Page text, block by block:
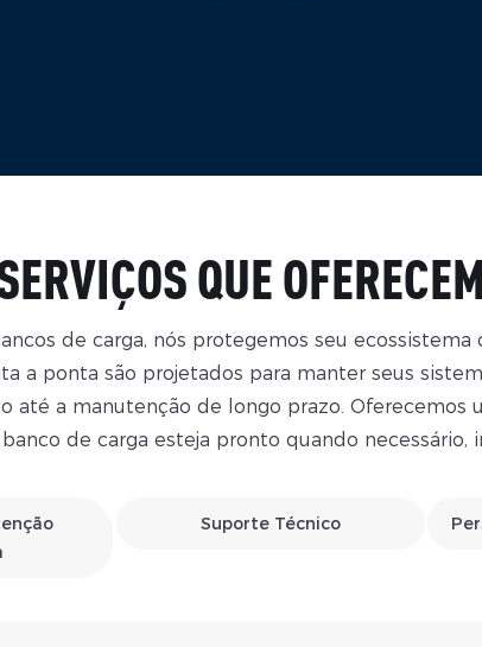
QUE
de carga, nós protegemos seu
a ponta são projetados para manter seus
até a manutenção de longo prazo. Oferecemos
de carga esteja pronto quando necessário,
Suporte Técnico